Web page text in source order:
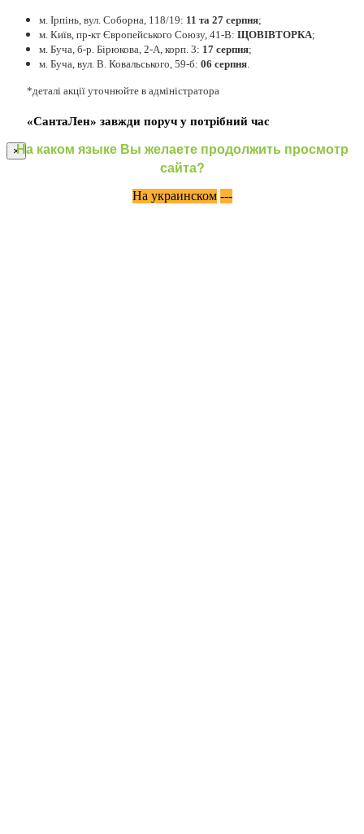
м. Ірпінь, вул. Соборна, 118/19: 11 та 27 серпня;
м. Київ, пр-кт Європейського Союзу, 41-В: ЩОВІВТОРКА;
м. Буча, б-р. Бірюкова, 2-А, корп. 3: 17 серпня;
м. Буча, вул. В. Ковальського, 59-б: 06 серпня
*деталі акції уточнюйте в адміністратора
«СантаЛен» завжди поруч у потрібний час
×На каком языке Вы желаете продолжить просмотр
сайта?
На украинском ---